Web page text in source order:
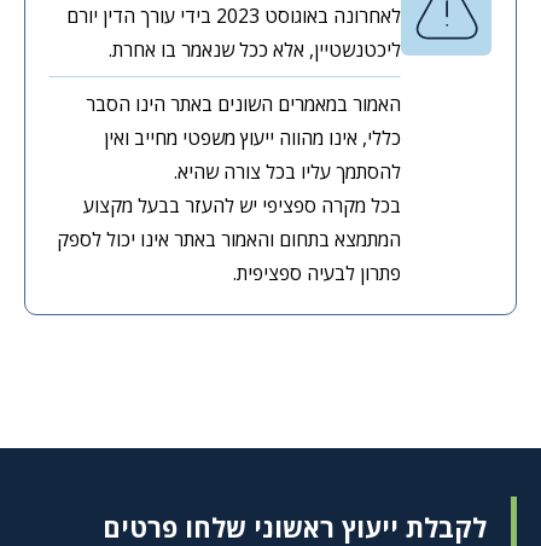
לאחרונה באוגוסט 2023 בידי עורך הדין יורם
ליכטנשטיין, אלא ככל שנאמר בו אחרת.
האמור במאמרים השונים באתר הינו הסבר
כללי, אינו מהווה ייעוץ משפטי מחייב ואין
להסתמך עליו בכל צורה שהיא.
בכל מקרה ספציפי יש להעזר בבעל מקצוע
המתמצא בתחום והאמור באתר אינו יכול לספק
פתרון לבעיה ספציפית.
לקבלת ייעוץ ראשוני שלחו פרטים